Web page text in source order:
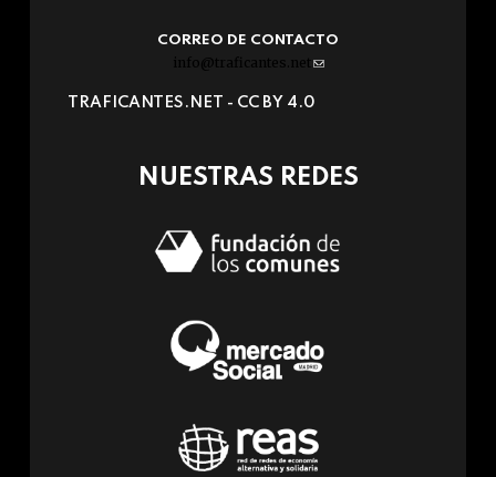
CORREO DE CONTACTO
info@traficantes.net (link
e-
TRAFICANTES.NET - CC BY 4.0
NUESTRAS REDES